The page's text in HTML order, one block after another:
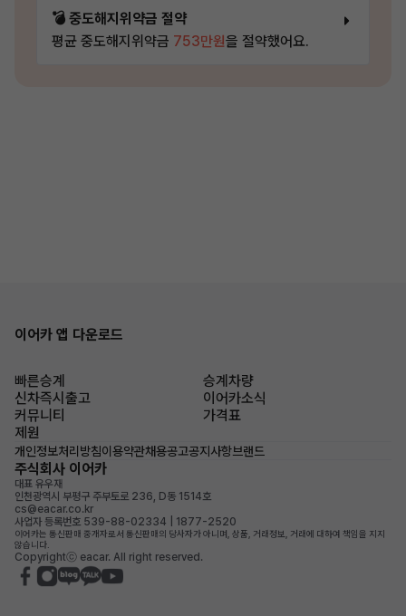
💣 중도해지위약금 절약
평균 중도해지위약금 753만원을 절약했어요.
이어카 앱 다운로드
빠른승계
승계차량
신차즉시출고
이어카소식
커뮤니티
가격표
제원
개인정보처리방침이용약관채용공고공지사항브랜드
주식회사 이어카
대표 유우재
인천광역시 부평구 주부토로 236, D동 1514호
cs@eacar.co.kr
사업자 등록번호 539-88-02334 | 1877-2520
이어카는 통신판매 중개자로서 통신판매의 당사자가 아니며, 상품, 거래정보, 거래에 대하여 책임을 지지
않습니다.
Copyrightⓒ eacar. All right reserved.